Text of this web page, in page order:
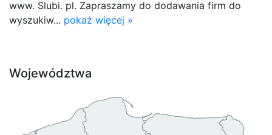
www. Slubi. pl. Zapraszamy do dodawania firm do
wyszukiw... pokaż więcej »
Województwa